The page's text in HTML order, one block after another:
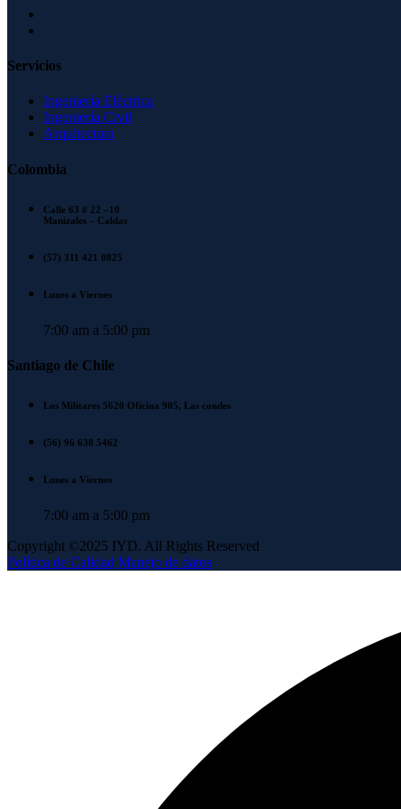
Servicios
Ingeniería Eléctrica
Ingeniería Civil
Arquitectura
Colombia
Calle 63 # 22 –10
Manizales – Caldas
(57) 311 421 0825
Lunes a Viernes
7:00 am a 5:00 pm
Santiago de Chile
Los Militares 5620 Oficina 905, Las condes
(56) 96 638 5462
Lunes a Viernes
7:00 am a 5:00 pm
Copyright ©2025 IYD. All Rights Reserved
Política de Calidad Manejo de datos